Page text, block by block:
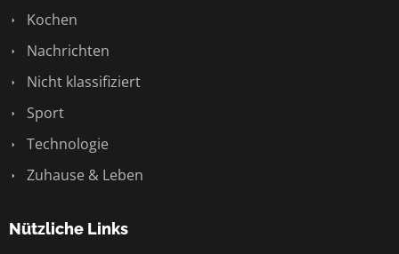
Kochen
Nachrichten
Nicht klassifiziert
Sport
Technologie
Zuhause & Leben
Nützliche Links